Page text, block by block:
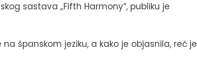
sastava „Fifth Harmony“, publiku je
španskom jeziku, a kako je objasnila, reč je